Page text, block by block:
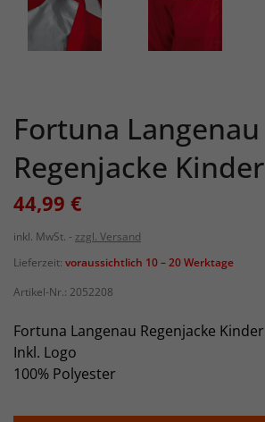
Fortuna Langenau
Regenjacke Kinder
44,99 €
inkl. MwSt.
zzgl. Versand
Lieferzeit: voraussichtlich 10 – 20 Werktage
Artikel-Nr.: 2052208
Fortuna Langenau Regenjacke Kinder
Inkl. Logo
100% Polyester